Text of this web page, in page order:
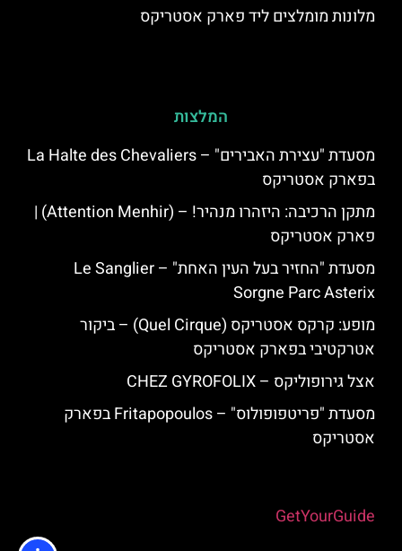
מלונות מומלצים ליד פארק אסטריקס
המלצות
מסעדת "עצירת האבירים" – La Halte des Chevaliers
בפארק אסטריקס
מתקן הרכיבה: היזהרו מנהיר! – (Attention Menhir) |
פארק אסטריקס
מסעדת "החזיר בעל העין האחת" – Le Sanglier
Sorgne Parc Asterix
מופע: קרקס אסטריקס (Quel Cirque) – ביקור
אטרקטיבי בפארק אסטריקס
אצל גירופוליקס – CHEZ GYROFOLIX
מסעדת "פריטפופולוס" – Fritapopoulos בפארק
אסטריקס
GetYourGuide